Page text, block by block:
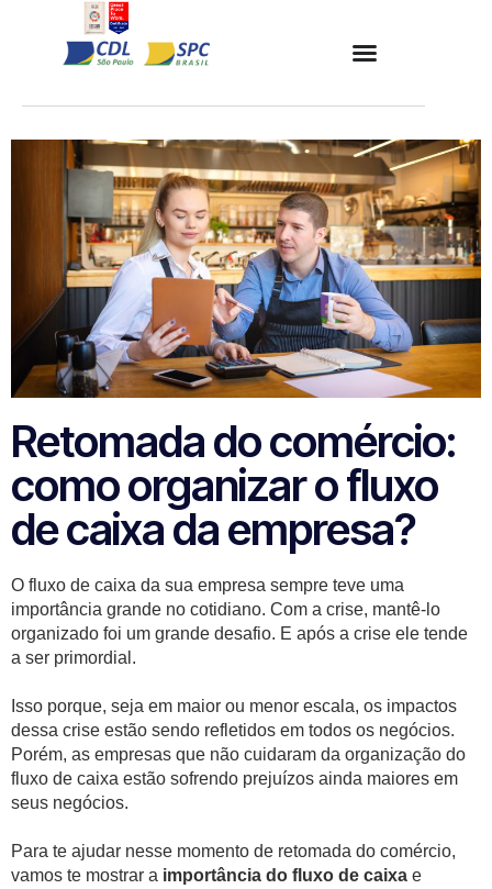
Retomada do comércio:
como organizar o fluxo
de caixa da empresa?
O fluxo de caixa da sua empresa sempre teve uma
importância grande no cotidiano. Com a crise, mantê-lo
organizado foi um grande desafio. E após a crise ele tende
a ser primordial.
Isso porque, seja em maior ou menor escala, os impactos
dessa crise estão sendo refletidos em todos os negócios.
Porém, as empresas que não cuidaram da organização do
fluxo de caixa estão sofrendo prejuízos ainda maiores em
seus negócios.
Para te ajudar nesse momento de retomada do comércio,
vamos te mostrar a importância do fluxo de caixa e